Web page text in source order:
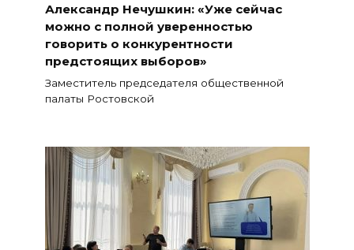
Александр Нечушкин: «Уже сейчас
можно с полной уверенностью
говорить о конкурентности
предстоящих выборов»
Заместитель председателя общественной
палаты Ростовской